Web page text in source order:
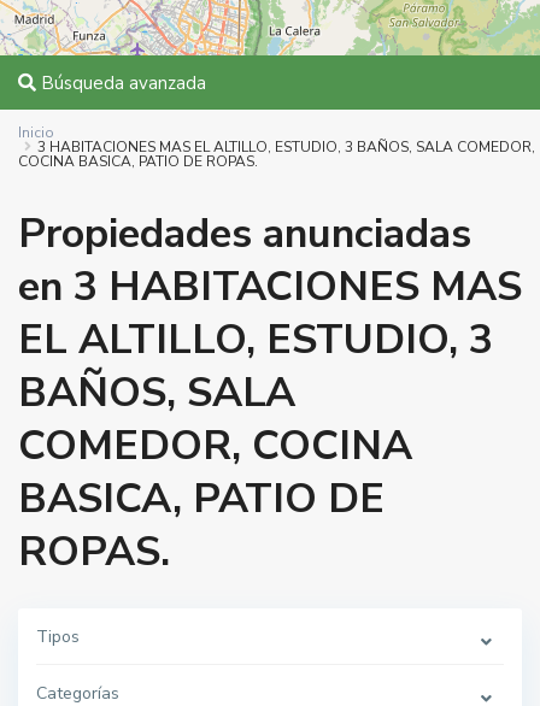
Búsqueda avanzada
Inicio
3 HABITACIONES MAS EL ALTILLO, ESTUDIO, 3 BAÑOS, SALA COMEDOR,
COCINA BASICA, PATIO DE ROPAS.
Propiedades anunciadas
en 3 HABITACIONES MAS
EL ALTILLO, ESTUDIO, 3
BAÑOS, SALA
COMEDOR, COCINA
BASICA, PATIO DE
ROPAS.
Tipos
Categorías